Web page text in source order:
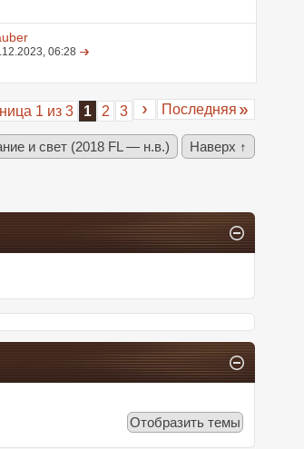
06:28
1 из 3 1 2 3 Последняя
и свет (2018 FL — н.в.) Наверх ↑